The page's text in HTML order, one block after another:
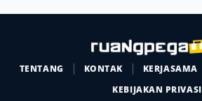
TENTANG KONTAK KERJASAMA
KEBIJAKAN PRIVASI